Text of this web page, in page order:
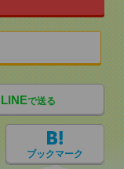
LINEで送る
ブックマーク